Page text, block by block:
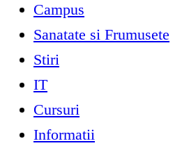
Campus
Sanatate si Frumusete
Stiri
IT
Cursuri
Informatii